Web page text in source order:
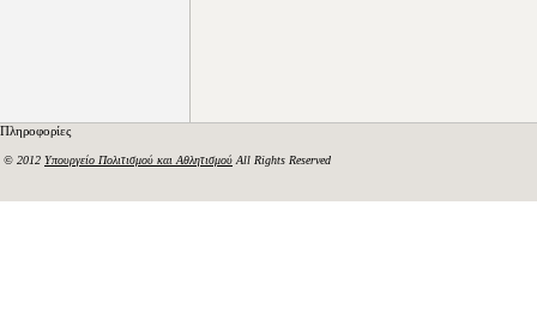
Πληροφορίες
© 2012 Υπουργείο Πολιτισμού και Αθλητισμού All Rights Reserved